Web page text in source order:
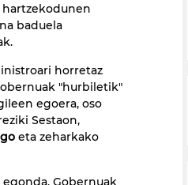
baduela
horretaz
"hurbiletik"
egoera, oso
Sestaon,
eta zeharkako
Gobernuak